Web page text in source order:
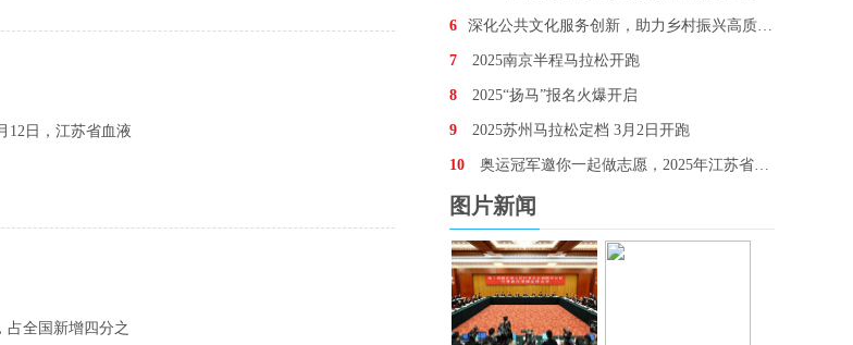
12日，江苏省血液
占全国新增四分之
6 深化公共文化服务创新，助力乡村振兴高质量发展——2
7 2025南京半程马拉松开跑
8 2025“扬马”报名火爆开启
9 2025苏州马拉松定档 3月2日开跑
10 奥运冠军邀你一起做志愿，2025年江苏省暨南京市
图片新闻